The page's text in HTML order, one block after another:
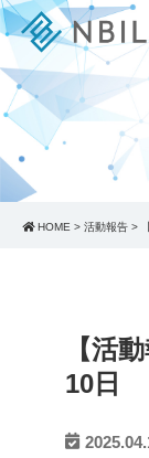
HOME > 活動報告 >
【活
10日